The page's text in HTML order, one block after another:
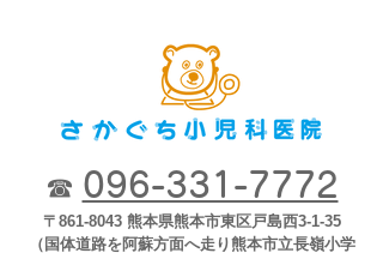
☎ 096-331-7772
〒861-8043 熊本県熊本市東区戸島西3-1-35
（国体道路を阿蘇方面へ走り熊本市立長嶺小学